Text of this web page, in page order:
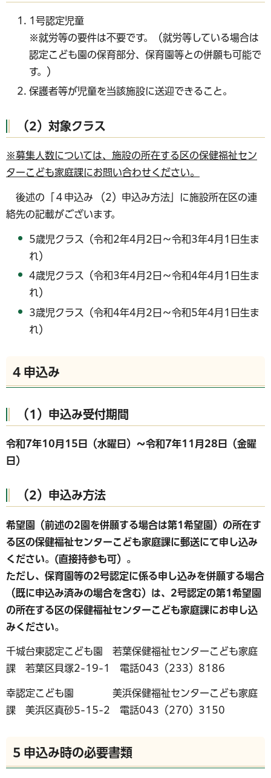
1号認定児童
※就労等の要件は不要です。（就労等している場合は
認定こども園の保育部分、保育園等との併願も可能で
す。）
保護者等が児童を当該施設に送迎できること。
（2）対象クラス
※募集人数については、施設の所在する区の保健福祉セン
ターこども家庭課にお問い合わせください。
後述の「４申込み （2）申込み方法」に施設所在区の連
絡先の記載がございます。
5歳児クラス（令和2年4月2日～令和3年4月1日生ま
れ）
4歳児クラス（令和3年4月2日～令和4年4月1日生ま
れ）
3歳児クラス（令和4年4月2日～令和5年4月1日生ま
れ）
4 申込み
（1）申込み受付期間
令和7年10月15日（水曜日）～令和7年11 月28日（金曜
日）
（2）申込み方法
希望園（前述の2園を併願する場合は第1希望園）の所在す
る区の保健福祉センターこども家庭課に郵送にて申し込み
ください。(直接持参も可）。
ただし、保育園等の2号認定に係る申し込みを併願する場合
（既に申込み済みの場合を含む）は、2号認定の第1希望園
の所在する区の保健福祉センターこども家庭課にお申し込
みください。
千城台東認定こども園 若葉保健福祉センターこども家庭
課 若葉区貝塚2-19-1 電話043（233）8186
幸認定こども園 美浜保健福祉センターこども家庭
課 美浜区真砂5-15-2 電話043（270）3150
5 申込み時の必要書類